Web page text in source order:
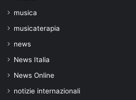
musica
musicaterapia
news
News Italia
News Online
notizie internazionali